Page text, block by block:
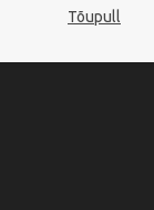
Tõupull